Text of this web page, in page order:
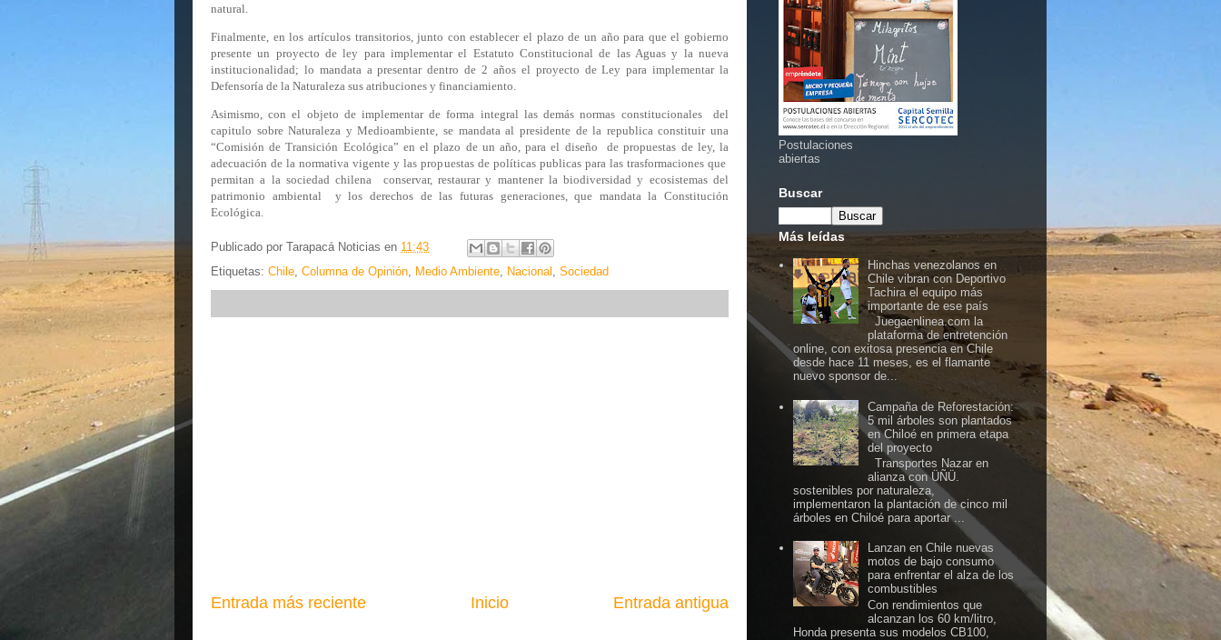
natural.
Finalmente, en los artículos transitorios, junto con establecer el plazo de un año para que el gobierno
presente un proyecto de ley para implementar el Estatuto Constitucional de las Aguas y la nueva
institucionalidad; lo mandata a presentar dentro de 2 años el proyecto de Ley para implementar la
Defensoría de la Naturaleza sus atribuciones y financiamiento.
Asimismo, con el objeto de implementar de forma integral las demás normas constitucionales
del
capitulo sobre Naturaleza y Medioambiente, se mandata al presidente de la republica constituir una
“Comisión de Transición Ecológica” en el plazo de un año, para el diseño
de propuestas de ley, la
adecuación de la normativa vigente y las propuestas de políticas publicas para las trasformaciones que
permitan a la sociedad chilena
conservar, restaurar y mantener la biodiversidad y ecosistemas del
patrimonio ambiental
y los derechos de las futuras generaciones, que mandata la Constitución
Ecológica.
Publicado por Tarapacá Noticias en 11:43
Etiquetas: Chile Columna de Opinión Medio Ambiente Nacional Sociedad
Entrada más reciente Entrada antigua
Inicio
Postulaciones
abiertas
Buscar
Más leídas
Hinchas venezolanos en
Chile vibran con Deportivo
Tachira el equipo más
importante de ese país
Juegaenlinea.com la
plataforma de entretención
online, con exitosa presencia en Chile
desde hace 11 meses, es el flamante
nuevo sponsor de...
Campaña de Reforestación:
5 mil árboles son plantados
en Chiloé en primera etapa
del proyecto
Transportes Nazar en
alianza con ÜÑÜ.
sostenibles por naturaleza,
implementaron la plantación de cinco mil
árboles en Chiloé para aportar ...
Lanzan en Chile nuevas
motos de bajo consumo
para enfrentar el alza de los
combustibles
Con rendimientos que
alcanzan los 60 km/litro,
Honda presenta sus modelos CB100,